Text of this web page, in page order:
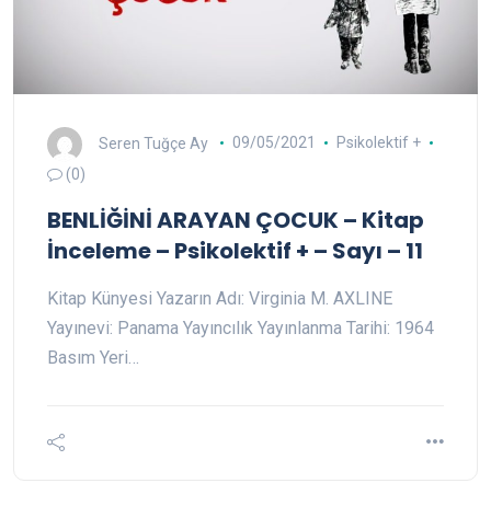
Seren Tuğçe Ay 09/05/2021
Psikolektif +
(0)
BENLİĞİNİ ARAYAN ÇOCUK – Kitap
İnceleme – Psikolektif + – Sayı – 11
Kitap Künyesi Yazarın Adı: Virginia M. AXLINE
Yayınevi: Panama Yayıncılık Yayınlanma Tarihi: 1964
Basım Yeri…